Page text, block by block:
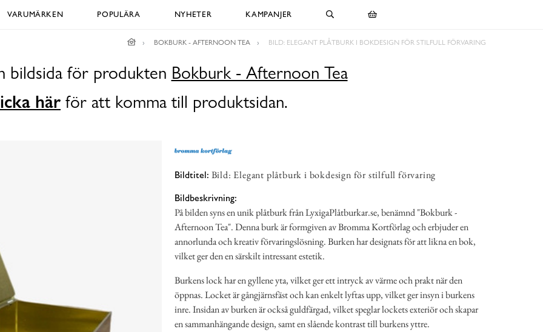
VARUMÄRKEN POPULÄRA NYHETER KAMPANJER
BOKBURK - AFTERNOON TEA BILD: ELEGANT PLÅTBURK I BOKDESIGN FÖR STILFULL FÖRVARING
bildsida för produkten Bokburk - Afternoon Tea
här för att komma till produktsidan.
Bildtitel: Bild: Elegant plåtburk i bokdesign för stilfull förvaring
Bildbeskrivning:
På bilden syns en unik plåtburk från LyxigaPlåtburkar.se, benämnd "Bokburk -
Afternoon Tea". Denna burk är formgiven av Bromma Kortförlag och erbjuder en
annorlunda och kreativ förvaringslösning. Burken har designats för att likna en bok,
vilket ger den en särskilt intressant estetik.
Burkens lock har en gyllene yta, vilket ger ett intryck av värme och prakt när den
öppnas. Locket är gångjärnsfäst och kan enkelt lyftas upp, vilket ger insyn i burkens
inre. Insidan av burken är också guldfärgad, vilket speglar lockets exteriör och skapar
en sammanhängande design, samt en slående kontrast till burkens yttre.